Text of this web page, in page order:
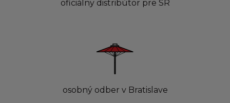
oficiálny distribútor pre SR
osobný odber v Bratislave